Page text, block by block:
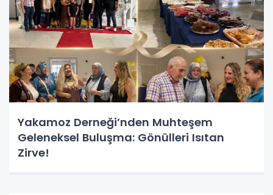
Yakamoz Derneği’nden Muhteşem
Geleneksel Buluşma: Gönülleri Isıtan
Zirve!